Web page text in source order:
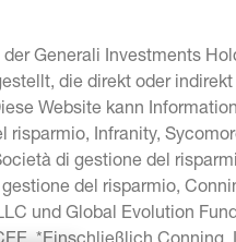
Generali Investments
die direkt oder
Website kann
Infranity,
di gestione del
del risparmio,
und Global Evolution